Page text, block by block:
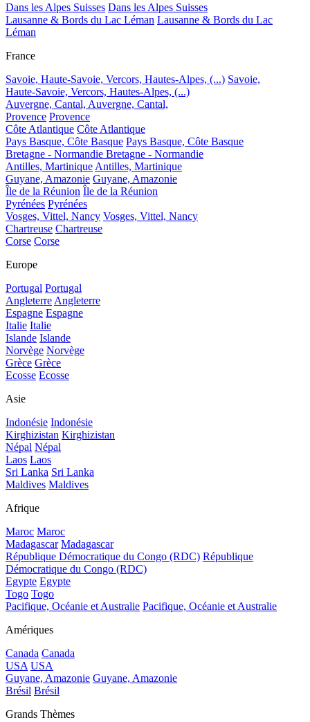
Dans les Alpes Suisses Dans les Alpes Suisses
Lausanne & Bords du Lac Léman Lausanne & Bords du Lac
Léman
France
Savoie, Haute-Savoie, Vercors, Hautes-Alpes, (...) Savoie,
Haute-Savoie, Vercors, Hautes-Alpes, (...)
Auvergne, Cantal, Auvergne, Cantal,
Provence Provence
Côte Atlantique Côte Atlantique
Pays Basque, Côte Basque Pays Basque, Côte Basque
Bretagne - Normandie Bretagne - Normandie
Antilles, Martinique Antilles, Martinique
Guyane, Amazonie Guyane, Amazonie
Île de la Réunion Île de la Réunion
Pyrénées Pyrénées
Vosges, Vittel, Nancy Vosges, Vittel, Nancy
Chartreuse Chartreuse
Corse Corse
Europe
Portugal Portugal
Angleterre Angleterre
Espagne Espagne
Italie Italie
Islande Islande
Norvège Norvège
Grèce Grèce
Ecosse Ecosse
Asie
Indonésie Indonésie
Kirghizistan Kirghizistan
Népal Népal
Laos Laos
Sri Lanka Sri Lanka
Maldives Maldives
Afrique
Maroc Maroc
Madagascar Madagascar
République Démocratique du Congo (RDC) République
Démocratique du Congo (RDC)
Egypte Egypte
Togo Togo
Pacifique, Océanie et Australie Pacifique, Océanie et Australie
Amériques
Canada Canada
USA USA
Guyane, Amazonie Guyane, Amazonie
Brésil Brésil
Grands Thèmes